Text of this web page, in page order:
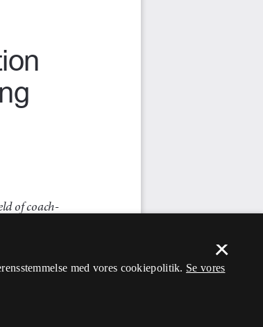
×
med vores cookiepolitik. Se vores